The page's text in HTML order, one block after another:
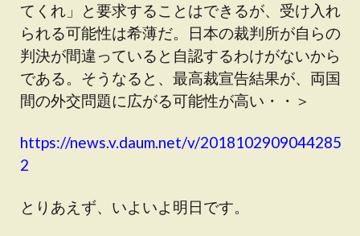
てくれ」と要求することはできるが、受け入れ
られる可能性は希薄だ。日本の裁判所が自らの
判決が間違っていると自認するわけがないから
である。そうなると、最高裁宣告結果が、両国
間の外交問題に広がる可能性が高い・・＞
https://news.v.daum.net/v/2018102909044285
2
とりあえず、いよいよ明日です。